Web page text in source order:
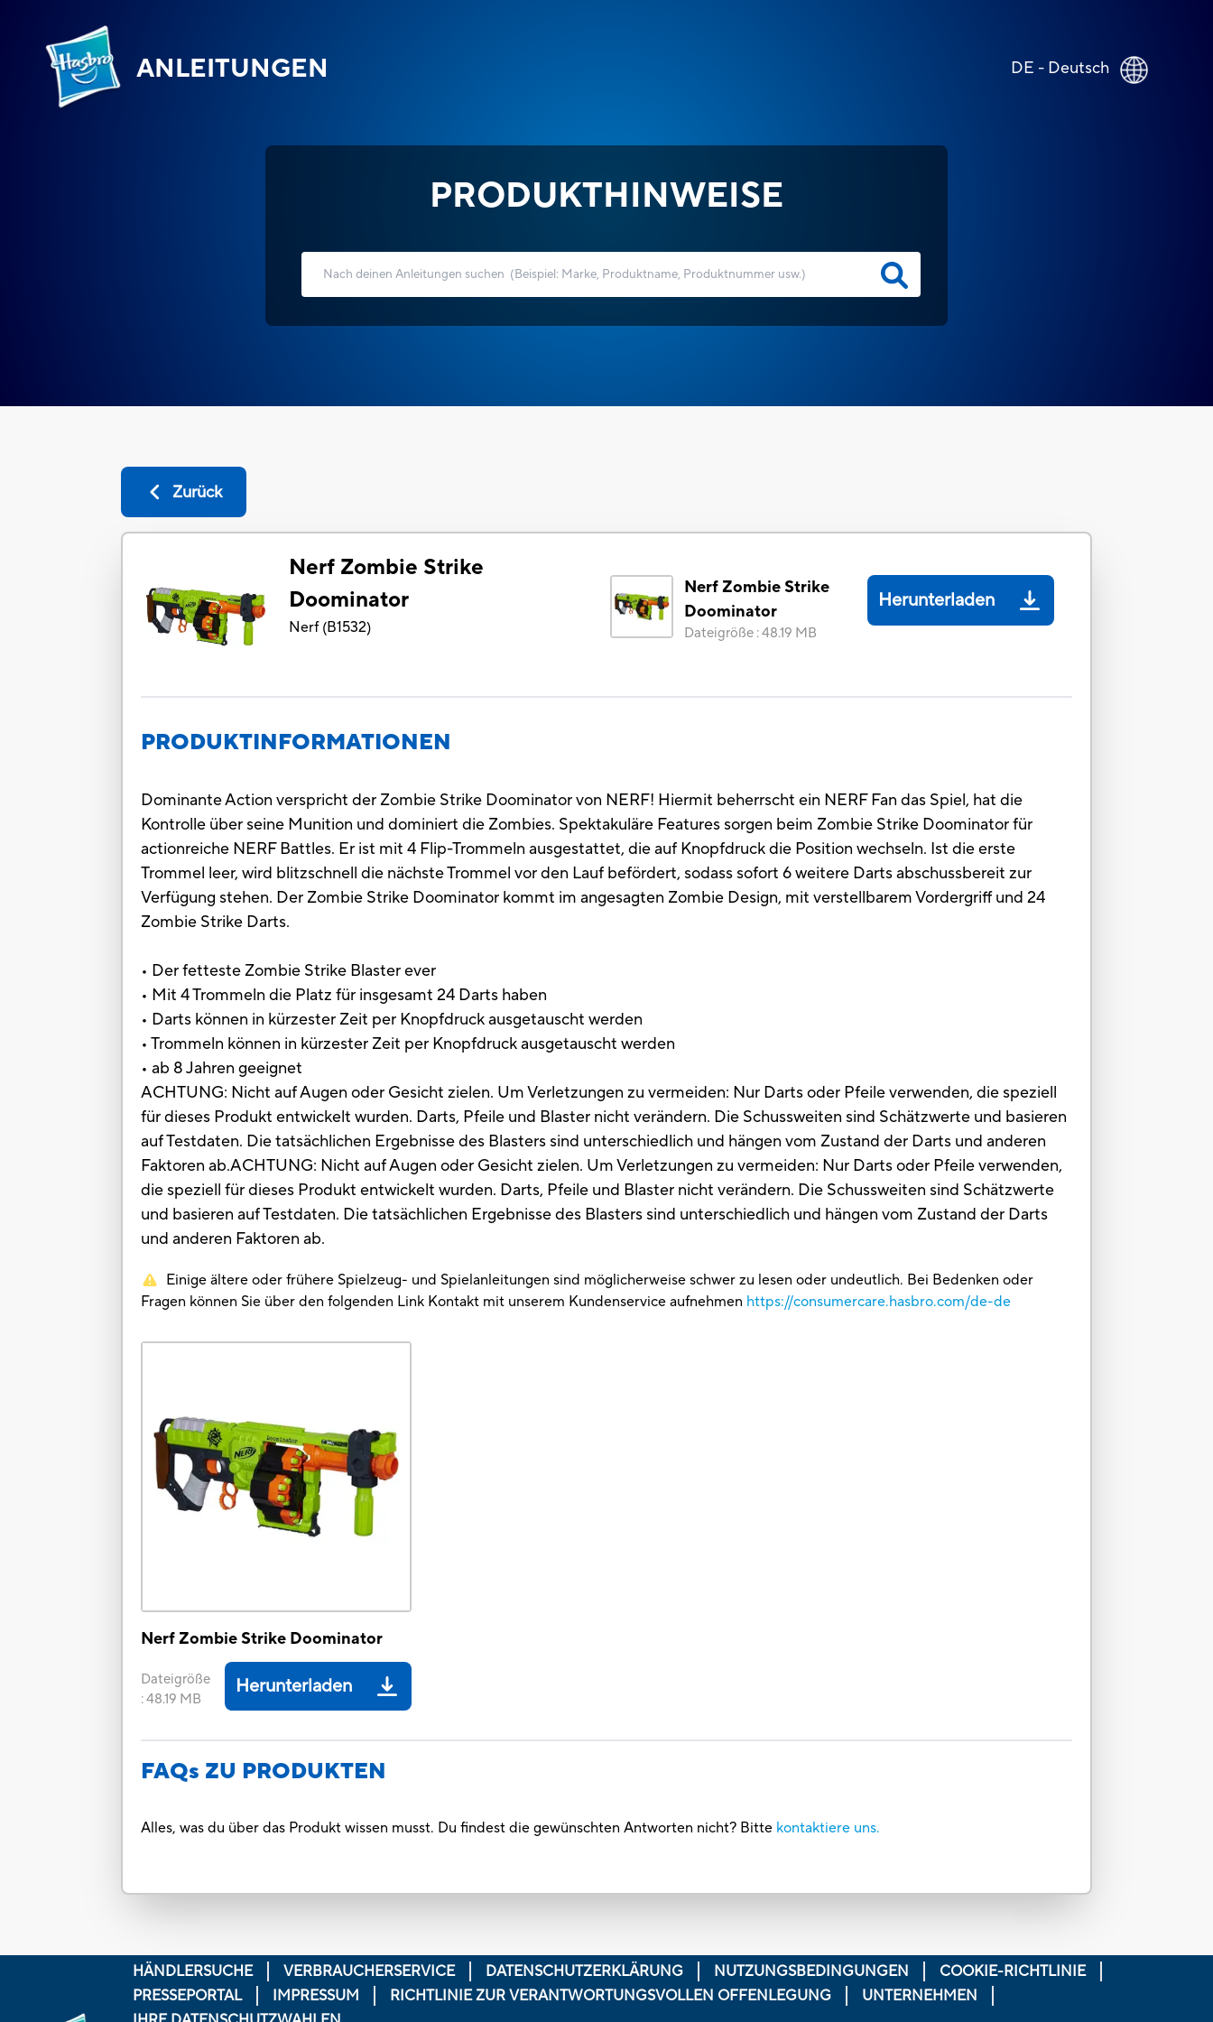
ANLEITUNGEN DE - Deutsch
PRODUKTHINWEISE
Zurück
Nerf Zombie Strike
Doominator
Nerf(B1532)
Nerf Zombie Strike
Doominator
Dateigröße :48.19 MB
Herunterladen
PRODUKTINFORMATIONEN
Dominante Action verspricht der Zombie Strike Doominator von NERF! Hiermit beherrscht ein NERF Fan das Spiel, hat die
Kontrolle über seine Munition und dominiert die Zombies. Spektakuläre Features sorgen beim Zombie Strike Doominator für
actionreiche NERF Battles. Er ist mit 4 Flip-Trommeln ausgestattet, die auf Knopfdruck die Position wechseln. Ist die erste
Trommel leer, wird blitzschnell die nächste Trommel vor den Lauf befördert, sodass sofort 6 weitere Darts abschussbereit zur
Verfügung stehen. Der Zombie Strike Doominator kommt im angesagten Zombie Design, mit verstellbarem Vordergriff und 24
Zombie Strike Darts.
• Der fetteste Zombie Strike Blaster ever
• Mit 4 Trommeln die Platz für insgesamt 24 Darts haben
• Darts können in kürzester Zeit per Knopfdruck ausgetauscht werden
• Trommeln können in kürzester Zeit per Knopfdruck ausgetauscht werden
• ab 8 Jahren geeignet
ACHTUNG: Nicht auf Augen oder Gesicht zielen. Um Verletzungen zu vermeiden: Nur Darts oder Pfeile verwenden, die speziell
für dieses Produkt entwickelt wurden. Darts, Pfeile und Blaster nicht verändern. Die Schussweiten sind Schätzwerte und basieren
auf Testdaten. Die tatsächlichen Ergebnisse des Blasters sind unterschiedlich und hängen vom Zustand der Darts und anderen
Faktoren ab.ACHTUNG: Nicht auf Augen oder Gesicht zielen. Um Verletzungen zu vermeiden: Nur Darts oder Pfeile verwenden,
die speziell für dieses Produkt entwickelt wurden. Darts, Pfeile und Blaster nicht verändern. Die Schussweiten sind Schätzwerte
und basieren auf Testdaten. Die tatsächlichen Ergebnisse des Blasters sind unterschiedlich und hängen vom Zustand der Darts
und anderen Faktoren ab.
Einige ältere oder frühere Spielzeug- und Spielanleitungen sind möglicherweise schwer zu lesen oder undeutlich. Bei Bedenken oder
Fragen können Sie über den folgenden Link Kontakt mit unserem Kundenservice aufnehmen https://consumercare.hasbro.com/de-de
Nerf Zombie Strike Doominator
Dateigröße
:48.19 MB
Herunterladen
FAQs ZU PRODUKTEN
Alles, was du über das Produkt wissen musst. Du findest die gewünschten Antworten nicht? Bitte kontaktiere uns.
HÄNDLERSUCHE VERBRAUCHERSERVICE DATENSCHUTZERKLÄRUNG NUTZUNGSBEDINGUNGEN
COOKIE-RICHTLINIE
PRESSEPORTAL
IMPRESSUM RICHTLINIE ZUR VERANTWORTUNGSVOLLEN OFFENLEGUNG
UNTERNEHMEN